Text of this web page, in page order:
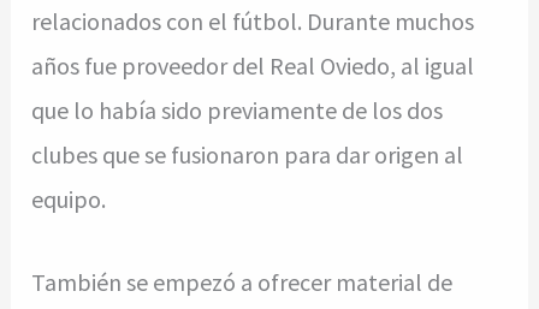
relacionados con el fútbol. Durante muchos
años fue proveedor del Real Oviedo, al igual
que lo había sido previamente de los dos
clubes que se fusionaron para dar origen al
equipo.
También se empezó a ofrecer material de